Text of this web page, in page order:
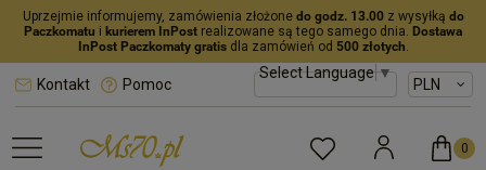
Uprzejmie informujemy, zamówienia złożone do godz. 13.00z wysyłką do
Paczkomatu i kurierem InPost realizowane są tego samego dnia. Dostawa
InPost Paczkomaty gratisdla zamówień od 500 złotych.
Select Language▼
Kontakt Pomoc